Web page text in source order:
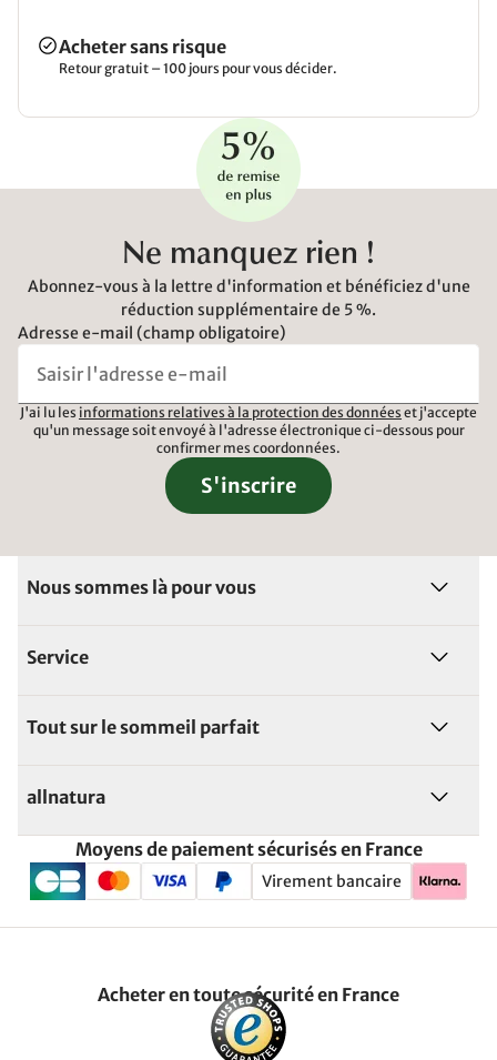
Acheter sans risque
Retour gratuit – 100 jours pour vous décider.
Ne manquez rien !
Abonnez-vous à la lettre d'information et bénéficiez d'une
réduction supplémentaire de 5 %.
Adresse e-mail (champ obligatoire)
J'ai lu les informations relatives à la protection des données et j'accepte
qu'un message soit envoyé à l'adresse électronique ci-dessous pour
confirmer mes coordonnées.
S'inscrire
Nous sommes là pour vous
Service
Tout sur le sommeil parfait
allnatura
Moyens de paiement sécurisés en France
Virement bancaire
Acheter en toute sécurité en France